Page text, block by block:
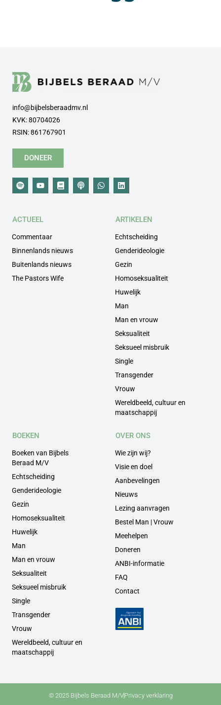
info@bijbelsberaadmv.nl
KVK: 80704026
RSIN: 861767901
DONEER
ACTUEEL
Commentaar
Binnenlands nieuws
Buitenlands nieuws
The Pastors Wife
ARTIKELEN
Echtscheiding
Genderideologie
Gezin
Homoseksualiteit
Huwelijk
Man
Man en vrouw
Seksualiteit
Seksueel misbruik
Single
Transgender
Vrouw
Wereldbeeld, cultuur en
maatschappij
BOEKEN
Boeken van Bijbels
Beraad M/V
Echtscheiding
Genderideologie
Gezin
Homoseksualiteit
Huwelijk
Man
Man en vrouw
Seksualiteit
Seksueel misbruik
Single
Transgender
Vrouw
Wereldbeeld, cultuur en
maatschappij
OVER ONS
Wie zijn wij?
Visie en doel
Aanbevelingen
Nieuws
Lezing aanvragen
Bestel Man | Vrouw
Meehelpen
Doneren
ANBI-informatie
FAQ
Contact
© 2025 Bijbels Beraad M/VPrivacy verklaring